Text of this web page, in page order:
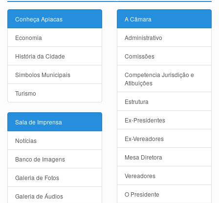
Conheça Apiacas
Economia
História da Cidade
Simbolos Municipais
Turismo
Sala de Imprensa
Notícias
Banco de Imagens
Galeria de Fotos
Galeria de Áudios
A Câmara
Administrativo
Comissões
Competencia Jurisdição e
Atibuiçôes
Estrutura
Ex-Presidentes
Ex-Vereadores
Mesa Diretora
Vereadores
O Presidente